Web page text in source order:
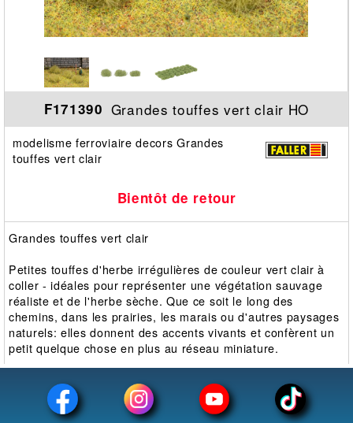
F171390 Grandes touffes vert clair HO
modelisme ferroviaire decors Grandes
touffes vert clair
Bientôt de retour
Grandes touffes vert clair
Petites touffes d'herbe irrégulières de couleur vert clair à
coller - idéales pour représenter une végétation sauvage
réaliste et de l'herbe sèche. Que ce soit le long des
chemins, dans les prairies, les marais ou d'autres paysages
naturels: elles donnent des accents vivants et confèrent un
petit quelque chose en plus au réseau miniature.